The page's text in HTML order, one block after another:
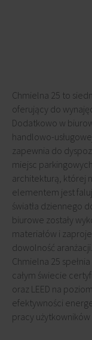
Chmielna 25 to
oferujący do
Dodatkowo w
handlowo-
zapewnia do
miejsc
architekturą, której
elementem jest
światła dziennego
biurowe zostały
materiałów i
dowolność
Chmielna 25
całym świecie
oraz LEED na
efektywności
pracy